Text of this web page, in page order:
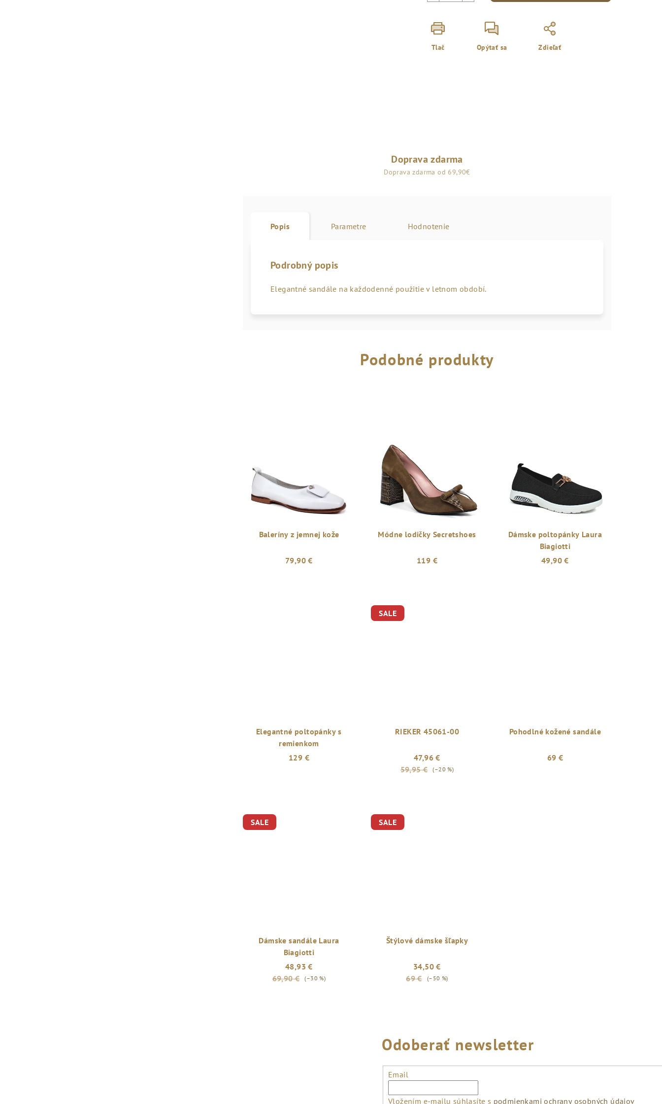
Tlač Opýtať sa Zdieľať
Doprava zdarma
Doprava zdarma od 69,90€
Popis Parametre Hodnotenie
Podrobný popis
Elegantné sandále na každodenné použitie v letnom období.
Podobné produkty
Baleríny z jemnej kože
79,90 €
Módne lodičky Secretshoes
119 €
Dámske poltopánky Laura
Biagiotti
49,90 €
Elegantné poltopánky s
remienkom
129 €
SALE
RIEKER 45061-00
47,96 €
59,95 €
(–20 %)
Pohodlné kožené sandále
69 €
SALE
Dámske sandále Laura
Biagiotti
48,93 €
69,90 €
(–30 %)
SALE
Štýlové dámske šľapky
34,50 €
69 €
(–50 %)
Odoberať newsletter
Email
Vložením e-mailu súhlasíte s podmienkami ochrany osobných údajov